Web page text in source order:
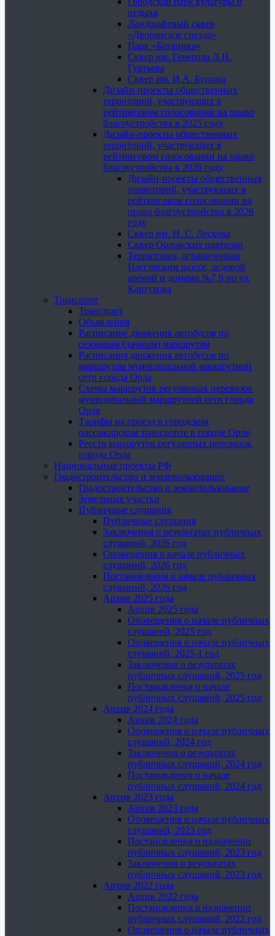
отдыха
Ландшафтный сквер
«Дворянское гнездо»
Парк «Ботаника»
Сквер им. Генерала Л.Н.
Гуртьева
Сквер им. И.А. Бунина
Дизайн-проекты общественных
территорий, участвующих в
рейтинговом голосовании на право
благоустройства в 2025 году
Дизайн-проекты общественных
территорий, участвующих в
рейтинговом голосовании на право
благоустройства в 2026 году
Дизайн-проекты общественных
территорий, участвующих в
рейтинговом голосовании на
право благоустройства в 2026
году
Сквер им. Н. С. Лескова
Сквер Орловских партизан
Территория, ограниченная
Наугорским шоссе, ледовой
ареной и домами №7,9 по ул.
Картукова
Транспорт
Транспорт
Объявления
Расписание движения автобусов по
сезонным (дачным) маршрутам
Расписания движения автобусов по
маршрутам муниципальной маршрутной
сети города Орла
Схемы маршрутов регулярных перевозок
муниципальной маршрутной сети города
Орла
Тарифы на проезд в городском
пассажирском транспорте в городе Орле
Реестр маршрутов регулярных перевозок
города Орла
Национальные проекты РФ
Градостроительство и землепользование
Градостроительство и землепользование
Земельные участки
Публичные слушания
Публичные слушания
Заключения о результатах публичных
слушаний, 2026 год
Оповещения о начале публичных
слушаний, 2026 год
Постановления о начале публичных
слушаний, 2026 год
Архив 2025 года
Архив 2025 года
Оповещения о начале публичных
слушаний, 2025 год
Оповещения о начале публичных
слушаний, 2025-1 год
Заключения о результатах
публичных слушаний, 2025 год
Постановления о начале
публичных слушаний, 2025 год
Архив 2024 года
Архив 2024 года
Оповещения о начале публичных
слушаний, 2024 год
Заключения о результатах
публичных слушаний, 2024 год
Постановления о начале
публичных слушаний, 2024 год
Архив 2023 года
Архив 2023 года
Оповещения о начале публичных
слушаний, 2023 год
Постановления о назначении
публичных слушаний, 2023 год
Заключения о результатах
публичных слушаний, 2023 год
Архив 2022 года
Архив 2022 года
Постановления о назначении
публичных слушаний, 2022 год
Оповещения о начале публичных